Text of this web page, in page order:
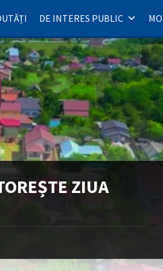
DE INTERES PUBLIC
ZIUA